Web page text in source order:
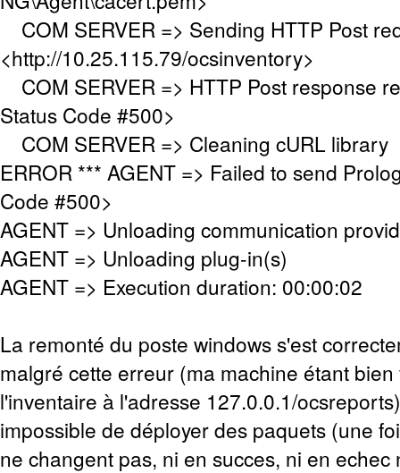
COM SERVER => Sending HTTP Post
<http://10.25.115.79/ocsinventory>
COM SERVER => HTTP Post response
Status Code #500>
COM SERVER => Cleaning cURL library
ERROR *** AGENT => Failed to send
Code #500>
AGENT => Unloading communication
AGENT => Unloading plug-in(s)
AGENT => Execution duration: 00:00:02
La remonté du poste windows s'est
malgré cette erreur (ma machine étant
l'inventaire à l'adresse 127.0.0.1/
impossible de déployer des paquets (une
ne changent pas, ni en succes, ni en echec